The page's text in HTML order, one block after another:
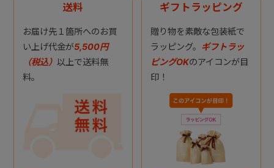
送料
お届け先１箇所へのお買
い上げ代金が5,500円
（税込） 以上で送料無
料。
ギフトラッピング
贈り物を素敵な包装紙で
ラッピング。 ギフトラッ
ピングOKのアイコンが目
印！